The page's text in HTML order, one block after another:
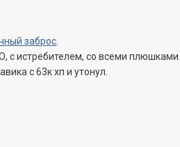
заброс
истребителем, со всеми
с 63к хп и утонул.